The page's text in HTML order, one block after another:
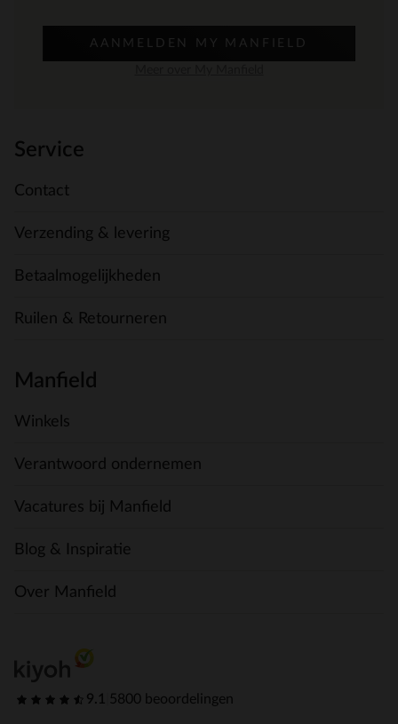
AANMELDEN MY MANFIELD
Service
Contact
Verzending & levering
Betaalmogelijkheden
Ruilen & Retourneren
Manfield
Winkels
Verantwoord ondernemen
Vacatures bij Manfield
Blog & Inspiratie
Over Manfield
9.1 5800 beoordelingen